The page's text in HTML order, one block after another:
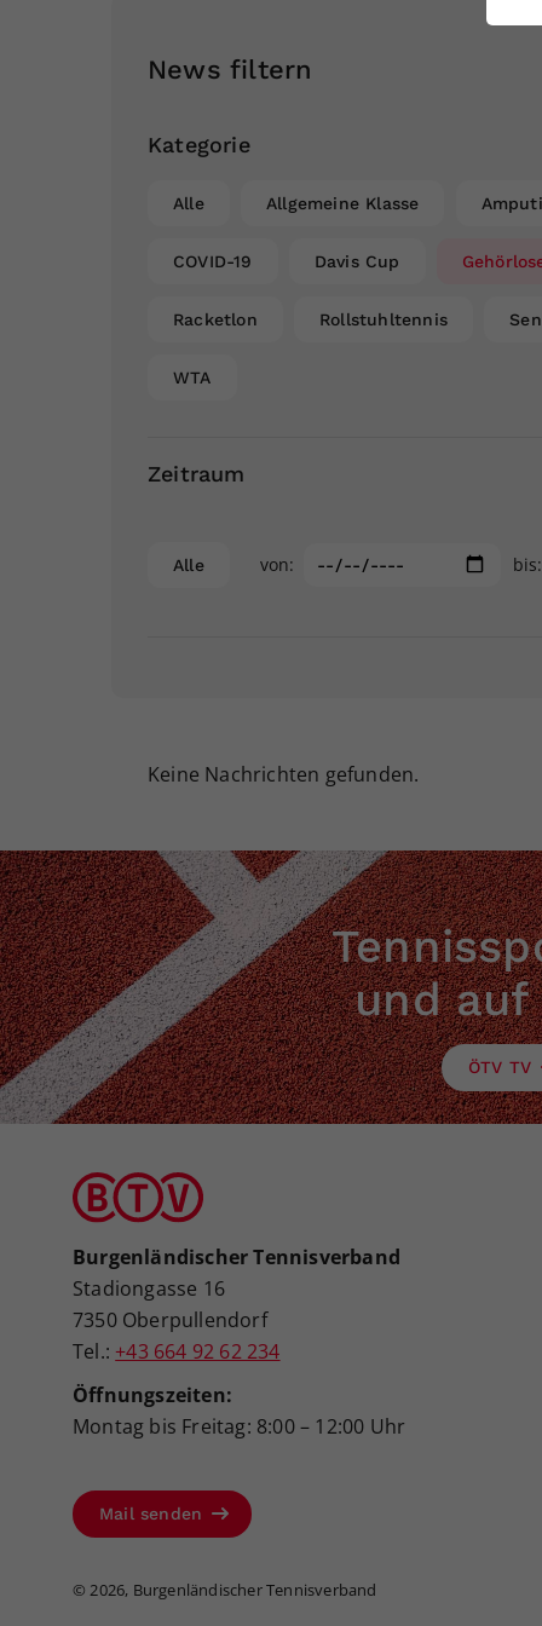
News filtern
Kategorie
Alle Allgemeine Klasse
COVID-19 Davis Cup
Racketlon Rollstuhltennis
WTA
Zeitraum
Alle von: bis:
Keine Nachrichten gefunden.
und auf
ÖTV TV
Burgenländischer Tennisverband
Stadiongasse 16
7350 Oberpullendorf
Tel.: +43 664 92 62 234
Öffnungszeiten:
Montag bis Freitag: 8:00 – 12:00 Uhr
Mail senden
©2026, Burgenländischer Tennisverband